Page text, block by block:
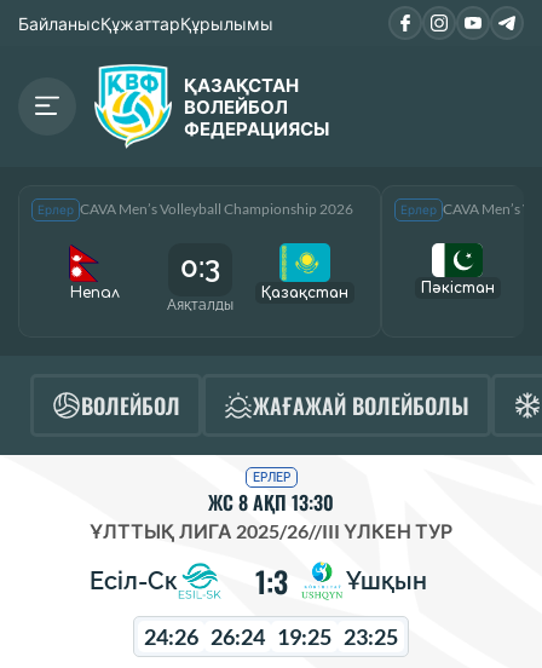
БайланысҚұжаттарҚұрылымы
ҚАЗАҚСТАН
ВОЛЕЙБОЛ
ФЕДЕРАЦИЯСЫ
Ерлер CAVA Men’s Volleyball Championship 2026
Непал
0:3
Аяқталды
Қазақcтан
Ерлер CAVA Men’s
Пәкістан
ВОЛЕЙБОЛ ЖАҒАЖАЙ ВОЛЕЙБОЛЫ
ЕРЛЕР
ЖС 8 АҚП 13:30
ҰЛТТЫҚ ЛИГА 2025/26//III ҮЛКЕН ТУР
Есіл-Ск 1:3 Ұшқын
24:26 26:24 19:25 23:25